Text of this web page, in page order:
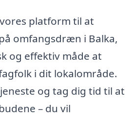
platform til at
omfangsdræn i Balka,
og effektiv måde at
i dit lokalområde.
og tag dig tid til at
– du vil